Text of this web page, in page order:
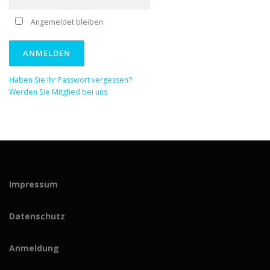
Angemeldet bleiben
Haben Sie Ihr Passwort vergessen?
Werden Sie Mitglied bei uns
Impressum
Datenschutz
Anmeldung